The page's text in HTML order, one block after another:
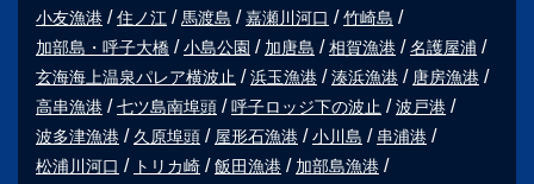
小友漁港
住ノ江 馬渡島 嘉瀬川河口
竹崎島
加部島・呼子大橋
小島公園 加唐島 相賀漁港
名護屋浦
玄海海上温泉パレア横波止
浜玉漁港 湊浜漁港
唐房漁港
高串漁港
七ツ島南埠頭 呼子ロッジ下の波止
波戸港
波多津漁港
久原埠頭 屋形石漁港 小川島
串浦港
松浦川河口
トリカ崎 飯田漁港
加部島漁港